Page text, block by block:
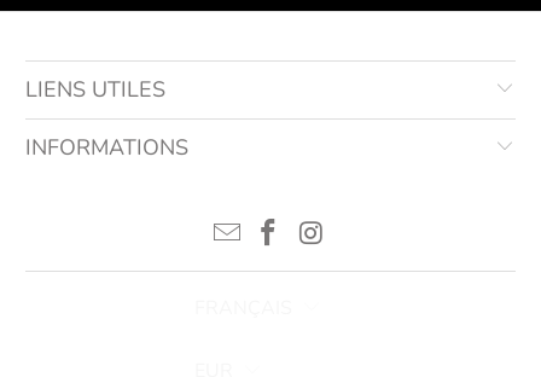
LIENS UTILES
INFORMATIONS